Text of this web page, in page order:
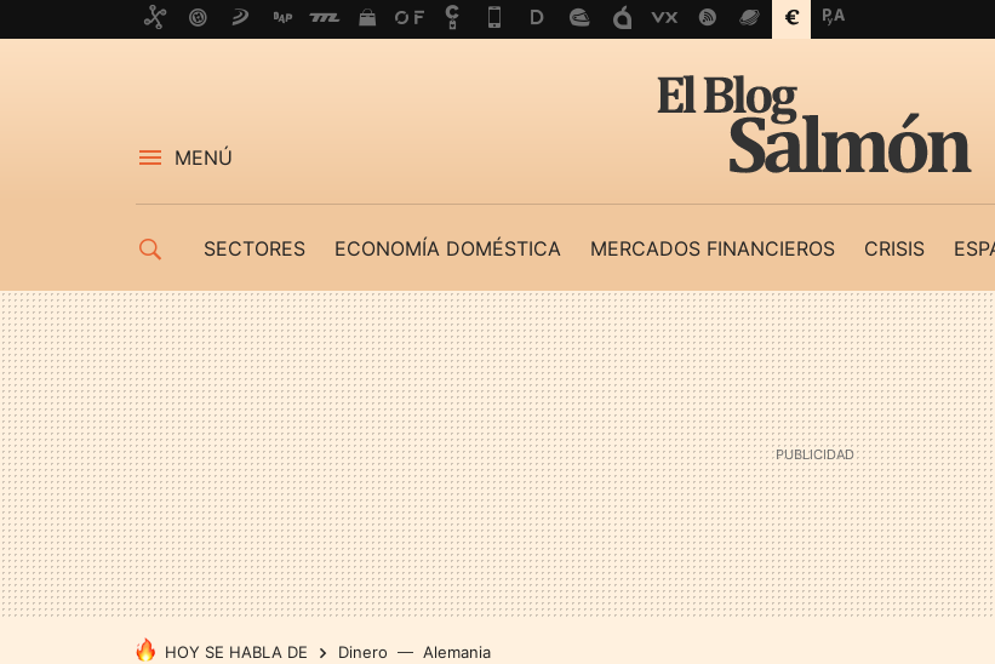
MENÚ
SECTORES ECONOMÍA DOMÉSTICA MERCADOS FINANCIEROS CRISIS
HOY SE HABLA DE Dinero Alemania